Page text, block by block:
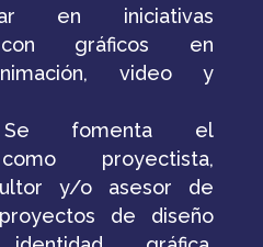
en iniciativas
con gráficos en
video y
fomenta el
proyectista,
y/o asesor de
de diseño